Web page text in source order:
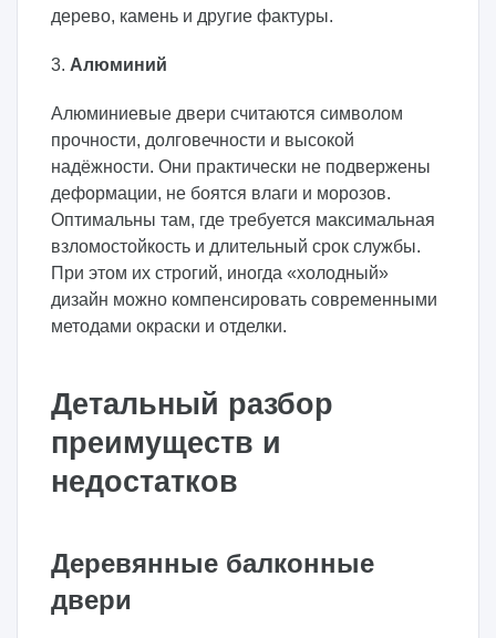
дерево, камень и другие фактуры.
3. Алюминий
Алюминиевые двери считаются символом
прочности, долговечности и высокой
надёжности. Они практически не подвержены
деформации, не боятся влаги и морозов.
Оптимальны там, где требуется максимальная
взломостойкость и длительный срок службы.
При этом их строгий, иногда «холодный»
дизайн можно компенсировать современными
методами окраски и отделки.
Детальный разбор
преимуществ и
недостатков
Деревянные балконные
двери